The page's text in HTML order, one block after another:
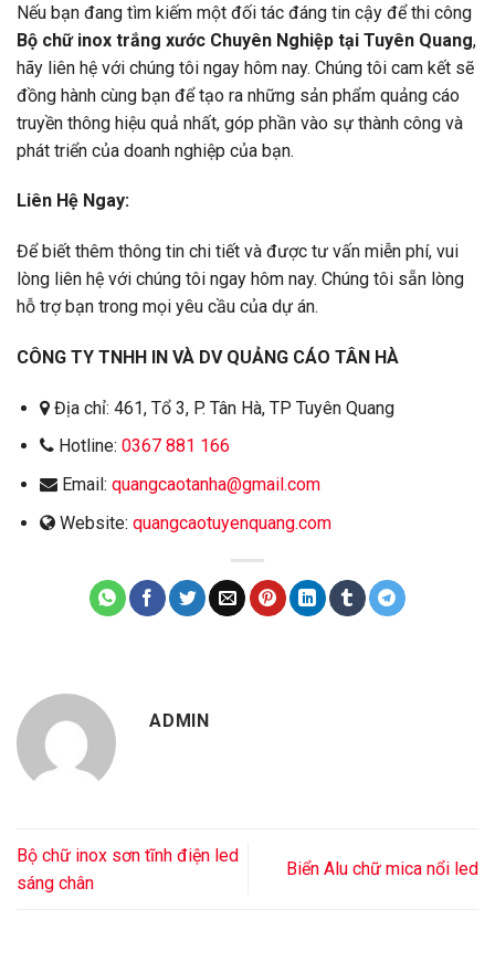
Nếu bạn đang tìm kiếm một đối tác đáng tin cậy để thi công
Bộ chữ inox trắng xước Chuyên Nghiệp tại Tuyên Quang,
hãy liên hệ với chúng tôi ngay hôm nay. Chúng tôi cam kết sẽ
đồng hành cùng bạn để tạo ra những sản phẩm quảng cáo
truyền thông hiệu quả nhất, góp phần vào sự thành công và
phát triển của doanh nghiệp của bạn.
Liên Hệ Ngay:
Để biết thêm thông tin chi tiết và được tư vấn miễn phí, vui
lòng liên hệ với chúng tôi ngay hôm nay. Chúng tôi sẵn lòng
hỗ trợ bạn trong mọi yêu cầu của dự án.
CÔNG TY TNHH IN VÀ DV QUẢNG CÁO TÂN HÀ
Địa chỉ: 461, Tổ 3, P. Tân Hà, TP Tuyên Quang
Hotline: 0367 881 166
Email: quangcaotanha@gmail.com
Website: quangcaotuyenquang.com
ADMIN
Bộ chữ inox sơn tĩnh điện led
sáng chân
Biển Alu chữ mica nổi led